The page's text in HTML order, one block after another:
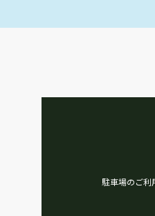
駐車場のご利